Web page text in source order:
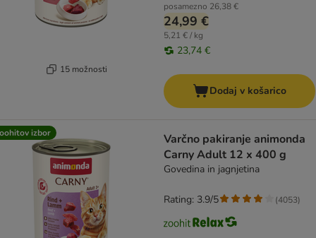
15 možnosti
posamezno 26,38 €
24,99 €
5,21 € / kg
23,74 €
Dodaj v košarico
izbor
Varčno pakiranje animonda
Carny Adult 12 x 400 g
Govedina in jagnjetina
Rating: 3.9/5 (4053)